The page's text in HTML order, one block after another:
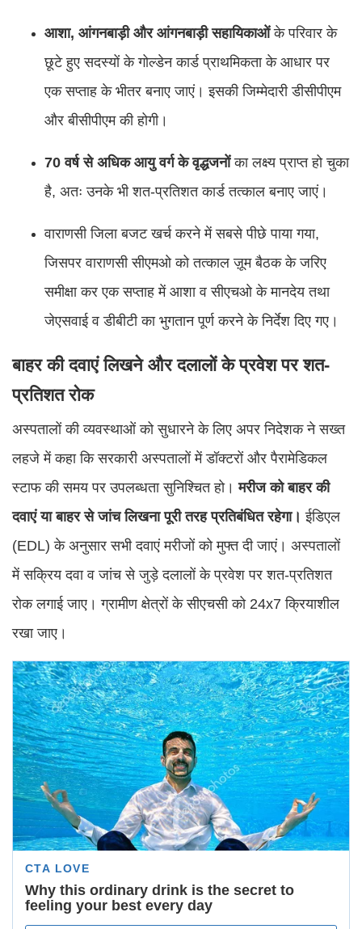
आशा, आंगनबाड़ी और आंगनबाड़ी सहायिकाओंके परिवार के
छूटे हुए सदस्यों के गोल्डेन कार्ड प्राथमिकता के आधार पर
एक सप्ताह के भीतर बनाए जाएं। इसकी जिम्मेदारी डीसीपीएम
और बीसीपीएम की होगी।
70 वर्ष से अधिक आयु वर्ग के वृद्धजनोंका लक्ष्य प्राप्त हो चुका
है, अतः उनके भी शत-प्रतिशत कार्ड तत्काल बनाए जाएं।
वाराणसी जिला बजट खर्च करने में सबसे पीछे पाया गया,
जिसपर वाराणसी सीएमओ को तत्काल ज़ूम बैठक के जरिए
समीक्षा कर एक सप्ताह में आशा व सीएचओ के मानदेय तथा
जेएसवाई व डीबीटी का भुगतान पूर्ण करने के निर्देश दिए गए।
बाहर की दवाएं लिखने और दलालों के प्रवेश पर शत-
प्रतिशत रोक
अस्पतालों की व्यवस्थाओं को सुधारने के लिए अपर निदेशक ने सख्त
लहजे में कहा कि सरकारी अस्पतालों में डॉक्टरों और पैरामेडिकल
स्टाफ की समय पर उपलब्धता सुनिश्चित हो।मरीज को बाहर की
दवाएं या बाहर से जांच लिखना पूरी तरह प्रतिबंधित रहेगा। ईडिएल
(EDL) के अनुसार सभी दवाएं मरीजों को मुफ्त दी जाएं। अस्पतालों
में सक्रिय दवा व जांच से जुड़े दलालों के प्रवेश पर शत-प्रतिशत
रोक लगाई जाए। ग्रामीण क्षेत्रों के सीएचसी को 24x7 क्रियाशील
रखा जाए।